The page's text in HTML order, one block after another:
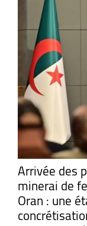
Arrivée des
minerai de
Oran : une